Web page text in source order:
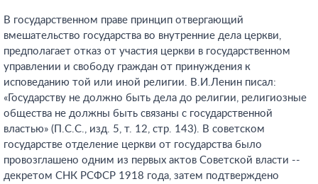
В государственном праве принцип отвергающий
вмешательство государства во внутренние дела церкви,
предполагает отказ от участия церкви в государственном
управлении и свободу граждан от принуждения к
исповеданию той или иной религии. В.И.Ленин писал:
«Государству не должно быть дела до религии, религиозные
общества не должны быть связаны с государственной
властью» (П.С.С., изд. 5, т. 12, стр. 143). В советском
государстве отделение церкви от государства было
провозглашено одним из первых актов Советской власти --
декретом СНК РСФСР 1918 года, затем подтверждено